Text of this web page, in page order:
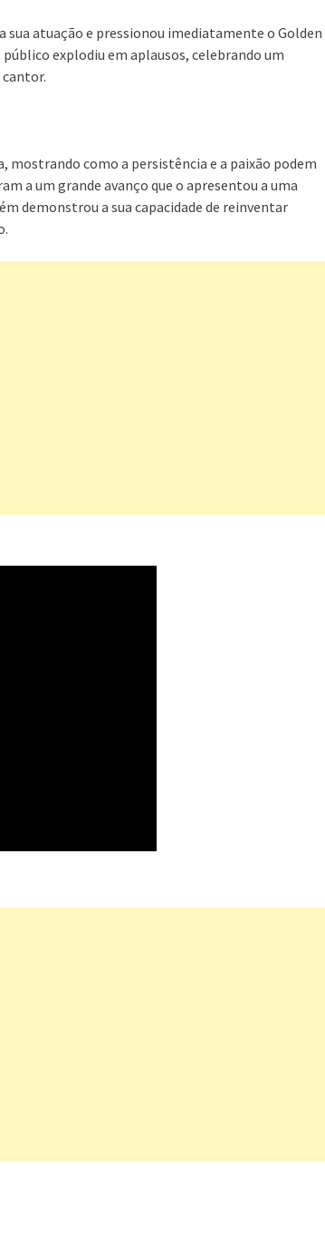
atuação e pressionou imediatamente o Golden
explodiu em aplausos, celebrando um
mostrando como a persistência e a paixão podem
a um grande avanço que o apresentou a uma
demonstrou a sua capacidade de reinventar